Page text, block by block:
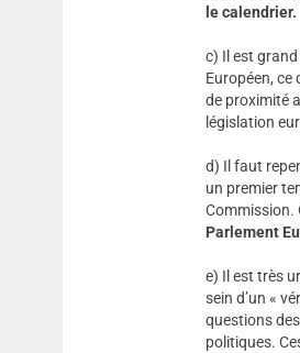
le calendrier.
c) Il est
Européen,
de proximité
législation
d) Il faut
un premier
Commission.
Parlement
e) Il est très
sein d’un «
questions
politiques.